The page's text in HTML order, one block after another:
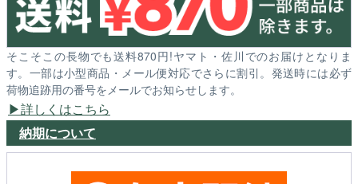
そこそこの長物でも送料870円!ヤマト・佐川でのお届けとなりま
す。一部は小型商品・メール便対応でさらに割引。発送時には必ず
荷物追跡用の番号をメールでお知らせします。
詳しくはこちら
納期について